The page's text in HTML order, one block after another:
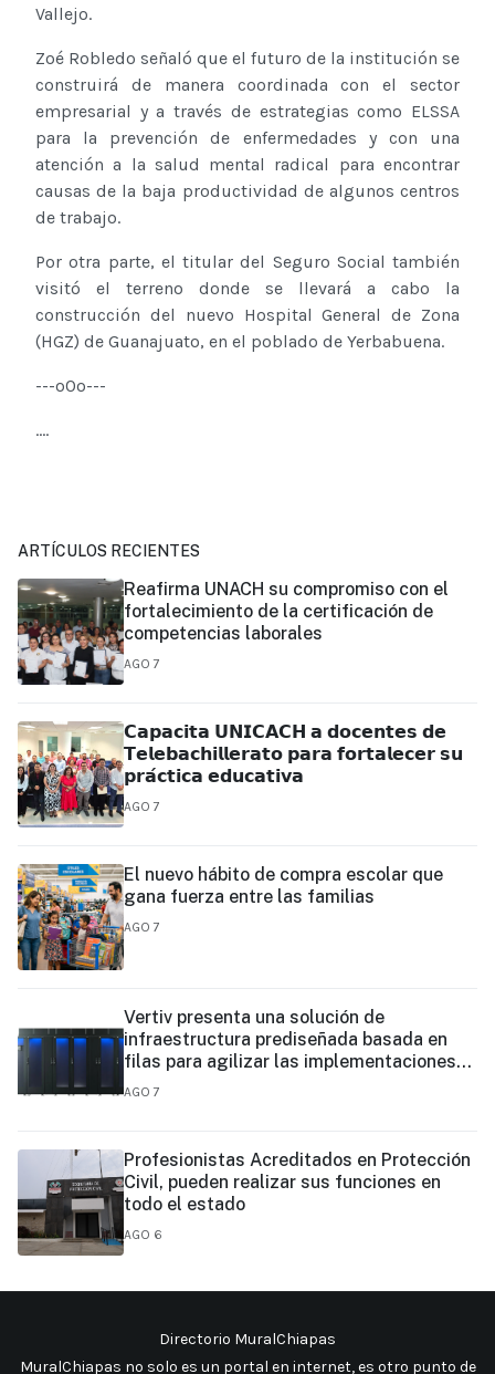
Vallejo.
Zoé Robledo señaló que el futuro de la institución se
construirá de manera coordinada con el sector
empresarial y a través de estrategias como ELSSA
para la prevención de enfermedades y con una
atención a la salud mental radical para encontrar
causas de la baja productividad de algunos centros
de trabajo.
Por otra parte, el titular del Seguro Social también
visitó el terreno donde se llevará a cabo la
construcción del nuevo Hospital General de Zona
(HGZ) de Guanajuato, en el poblado de Yerbabuena.
---o0o---
....
ARTÍCULOS RECIENTES
Reafirma UNACH su compromiso con el
fortalecimiento de la certificación de
competencias laborales
AGO 7
𝗖𝗮𝗽𝗮𝗰𝗶𝘁𝗮 𝗨𝗡𝗜𝗖𝗔𝗖𝗛 𝗮 𝗱𝗼𝗰𝗲𝗻𝘁𝗲𝘀 𝗱𝗲
𝗧𝗲𝗹𝗲𝗯𝗮𝗰𝗵𝗶𝗹𝗹𝗲𝗿𝗮𝘁𝗼 𝗽𝗮𝗿𝗮 𝗳𝗼𝗿𝘁𝗮𝗹𝗲𝗰𝗲𝗿 𝘀𝘂
𝗽𝗿𝗮́𝗰𝘁𝗶𝗰𝗮 𝗲𝗱𝘂𝗰𝗮𝘁𝗶𝘃𝗮
AGO 7
El nuevo hábito de compra escolar que
gana fuerza entre las familias
AGO 7
Vertiv presenta una solución de
infraestructura prediseñada basada en
filas para agilizar las implementaciones
de centros de datos en el borde y de IA en
AGO 7
Profesionistas Acreditados en Protección
Civil, pueden realizar sus funciones en
todo el estado
AGO 6
Directorio MuralChiapas
MuralChiapas no solo es un portal en internet, es otro punto de